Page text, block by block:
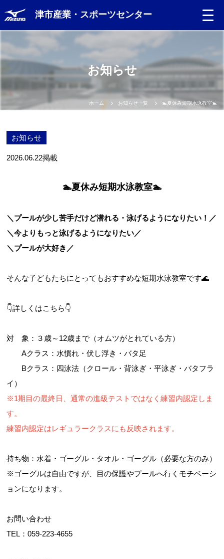
津市産業・スポーツセンター
お知らせ
ホーム お知らせ一覧 🏊夏休み短期水泳教室🏊
お知らせ
2026.06.22掲載
🏊夏休み短期水泳教室🏊
＼プールが少し苦手だけど潜れる・泳げるようになりたい！／
＼今よりもっと泳げるようになりたい／
＼プールが大好き／
そんな子どもたちにとってもおすすめな短期水泳教室です🌊
👇詳しくはこちら👇
対 象：３歳～12歳まで（オムツがとれている方）
Aクラス：水慣れ・伏し浮き・バタ足
Bクラス：四泳法（クロール・背泳ぎ・平泳ぎ・バタフラ
イ）
※1期目の最終日、通常の進級テストではなく練習内認定しま
す。
練習内認定はレギュラークラスにも反映されます。
持ち物：水着・ゴーグル・タオル・ゴーグル（必要な方のみ）
※ゴーグルは自由ですが、目の保護やプールへ行くモチベーシ
ョンになります。
お問い合わせ
TEL：059-223-4655